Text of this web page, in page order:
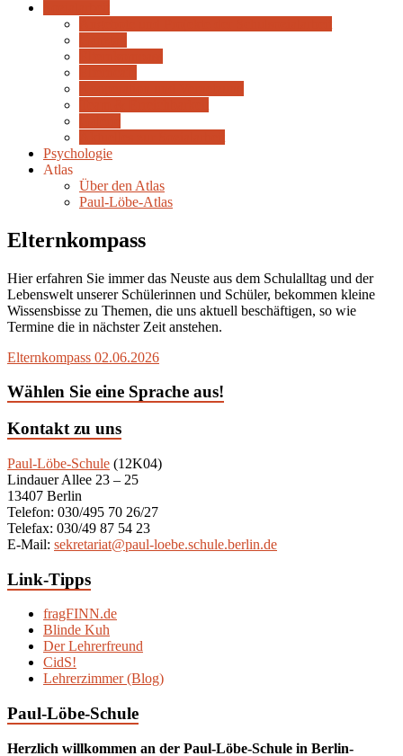
Psychologie
Atlas
Über den Atlas
Paul-Löbe-Atlas
Elternkompass
Hier erfahren Sie immer das Neuste aus dem Schulalltag und der
Lebenswelt unserer Schülerinnen und Schüler, bekommen kleine
Wissensbisse zu Themen, die uns aktuell beschäftigen, so wie
Termine die in nächster Zeit anstehen.
Elternkompass 02.06.2026
Wählen Sie eine Sprache aus!
Kontakt zu uns
Paul-Löbe-Schule (12K04)
Lindauer Allee 23 – 25
13407 Berlin
Telefon: 030/495 70 26/27
Telefax: 030/49 87 54 23
E-Mail: sekretariat@paul-loebe.schule.berlin.de
Link-Tipps
fragFINN.de
Blinde Kuh
Der Lehrerfreund
CidS!
Lehrerzimmer (Blog)
Paul-Löbe-Schule
Herzlich willkommen an der Paul-Löbe-Schule in Berlin-